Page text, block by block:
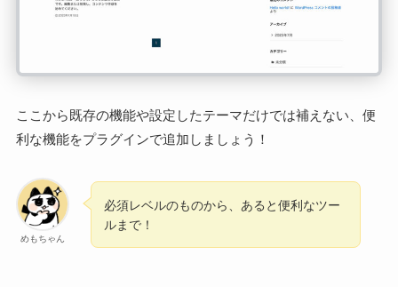
ここから既存の機能や設定したテーマだけでは補えない、便
利な機能をプラグインで追加しましょう！
めもちゃん
必須レベルのものから、あると便利なツー
ルまで！